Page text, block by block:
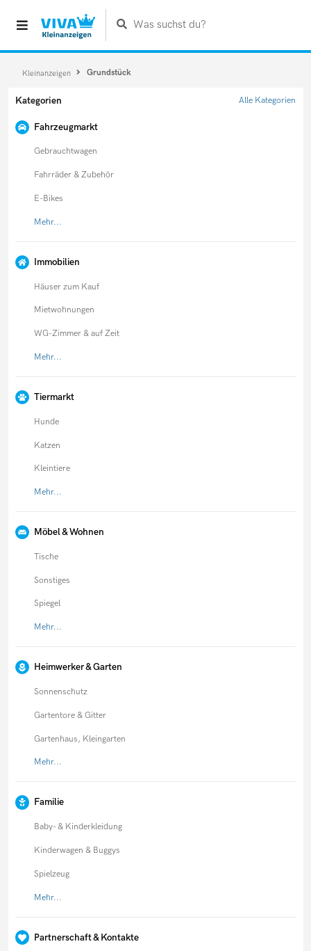
Was suchst du?
Kleinanzeigen Grundstück
Kategorien Alle Kategorien
Fahrzeugmarkt
Gebrauchtwagen
Fahrräder & Zubehör
E-Bikes
Mehr...
Immobilien
Häuser zum Kauf
Mietwohnungen
WG-Zimmer & auf Zeit
Mehr...
Tiermarkt
Hunde
Katzen
Kleintiere
Mehr...
Möbel & Wohnen
Tische
Sonstiges
Spiegel
Mehr...
Heimwerker & Garten
Sonnenschutz
Gartentore & Gitter
Gartenhaus, Kleingarten
Mehr...
Familie
Baby- & Kinderkleidung
Kinderwagen & Buggys
Spielzeug
Mehr...
Partnerschaft & Kontakte